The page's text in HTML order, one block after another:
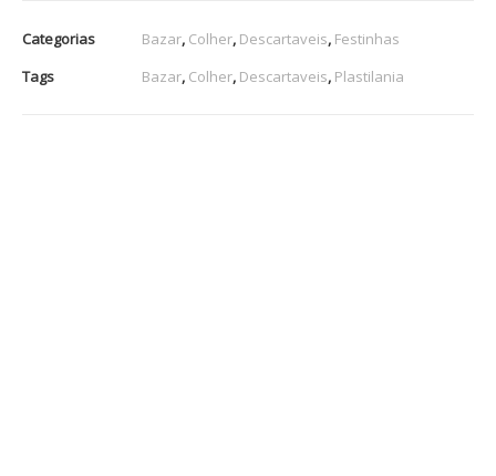
Categorias Bazar, Colher, Descartaveis, Festinhas
Tags
Bazar, Colher, Descartaveis, Plastilania